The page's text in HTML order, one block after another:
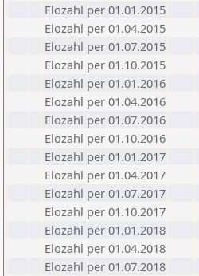
Elozahl per 01.01.2015
Elozahl per 01.04.2015
Elozahl per 01.07.2015
Elozahl per 01.10.2015
Elozahl per 01.01.2016
Elozahl per 01.04.2016
Elozahl per 01.07.2016
Elozahl per 01.10.2016
Elozahl per 01.01.2017
Elozahl per 01.04.2017
Elozahl per 01.07.2017
Elozahl per 01.10.2017
Elozahl per 01.01.2018
Elozahl per 01.04.2018
Elozahl per 01.07.2018